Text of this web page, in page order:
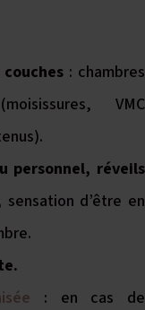
: chambres
VMC
personnel, réveils
sensation d’être en
: en cas de